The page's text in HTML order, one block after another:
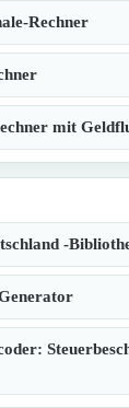
Rechner
mit
-